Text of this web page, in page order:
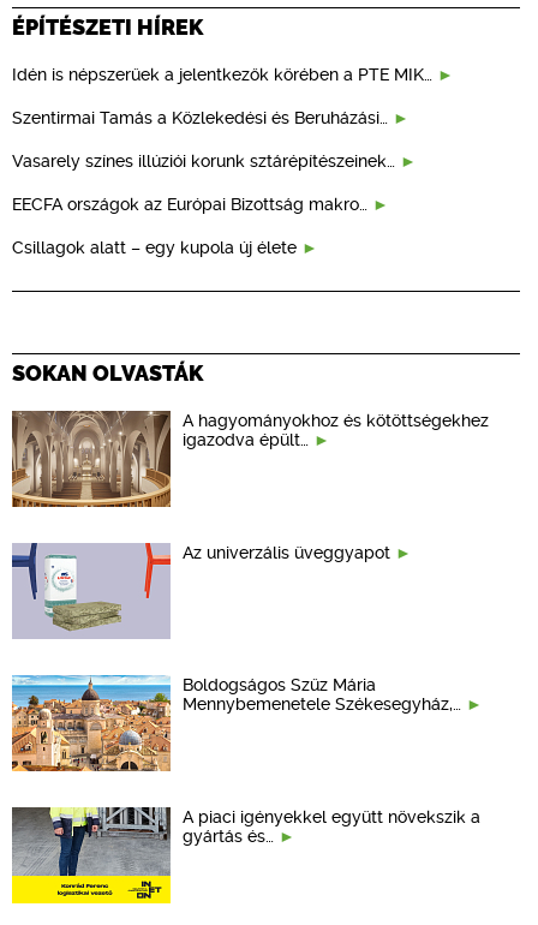
ÉPÍTÉSZETI HÍREK
Idén is népszerűek a jelentkezők körében a PTE MIK…
Szentirmai Tamás a Közlekedési és Beruházási…
Vasarely színes illúziói korunk sztárépítészeinek…
EECFA országok az Európai Bizottság makro…
Csillagok alatt – egy kupola új élete
SOKAN OLVASTÁK
A hagyományokhoz és kötöttségekhez
igazodva épült…
Az univerzális üveggyapot
Boldogságos Szűz Mária
Mennybemenetele Székesegyház,…
A piaci igényekkel együtt növekszik a
gyártás és…